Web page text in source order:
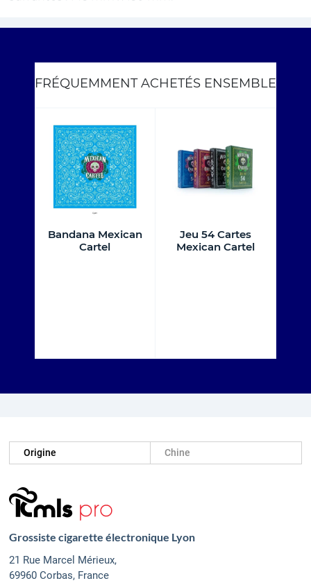
FRÉQUEMMENT ACHETÉS ENSEMBLE
Bandana Mexican
Cartel
Jeu 54 Cartes
Mexican Cartel
Origine Chine
Grossiste cigarette électronique Lyon
21 Rue Marcel Mérieux,
69960 Corbas, France